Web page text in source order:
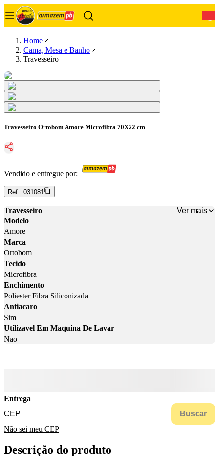
Home
Cama, Mesa e Banho
Travesseiro
Travesseiro Ortobom Amore Microfibra 70X22 cm
Vendido e entregue por:
Ref.: 031081
Travesseiro
Ver mais
Modelo
Amore
Marca
Ortobom
Tecido
Microfibra
Enchimento
Poliester Fibra Siliconizada
Antiacaro
Sim
Utilizavel Em Maquina De Lavar
Nao
Entrega
Buscar
Não sei meu CEP
Descrição do produto